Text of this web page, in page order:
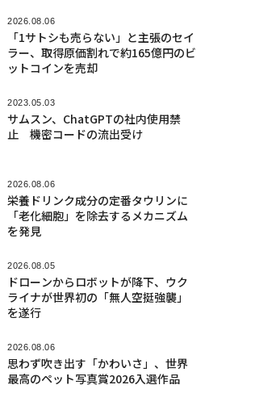
2026.08.06
「1サトシも売らない」と主張のセイ
ラー、取得原価割れで約165億円のビ
ットコインを売却
2023.05.03
サムスン、ChatGPTの社内使用禁
止 機密コードの流出受け
2026.08.06
栄養ドリンク成分の定番タウリンに
「老化細胞」を除去するメカニズム
を発見
2026.08.05
ドローンからロボットが降下、ウク
ライナが世界初の「無人空挺強襲」
を遂行
2026.08.06
思わず吹き出す「かわいさ」、世界
最高のペット写真賞2026入選作品